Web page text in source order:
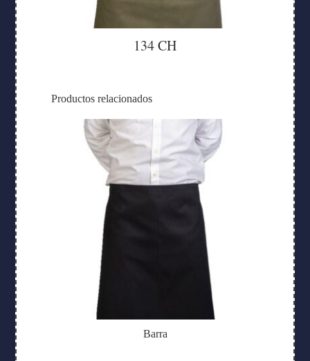
134 CH
Productos relacionados
Barra